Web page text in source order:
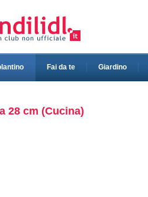
Fai da te Giardino
28 cm (Cucina)